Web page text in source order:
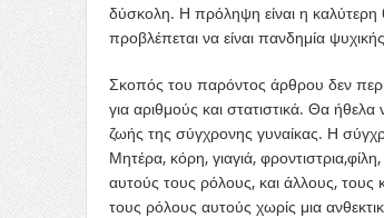
δύσκολη. Η πρόληψη είναιη καλύτερη
προβλέπεται ναείναι πανδημίαψυχικής
Σκοπός του παρόντος άρθρου δεν
για αριθμούς και στατιστικά. Θα ήθελα
ζωής της σύγχρονης γυναίκας. Η
Μητέρα, κόρη, γιαγιά, φροντιστρια,φίλη,
αυτούς τους ρόλους, και άλλους,τους
τους ρόλους αυτούς χωρίς μια αν